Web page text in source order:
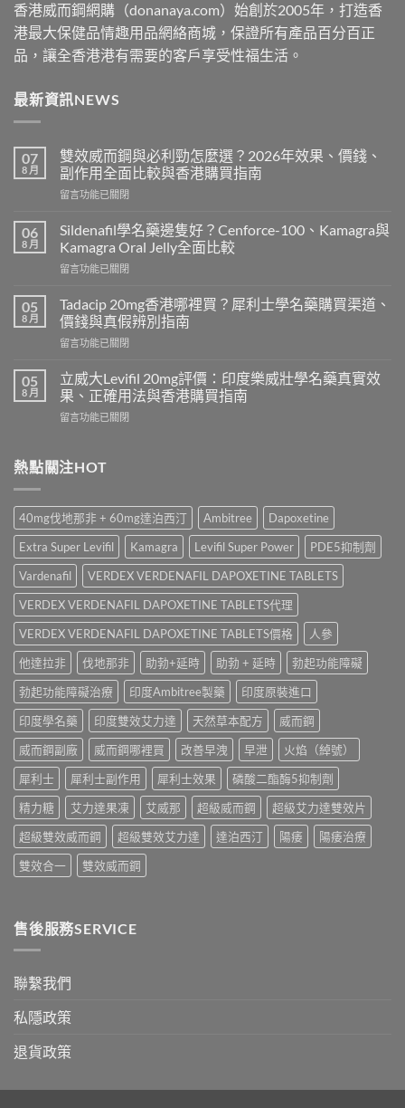
香港威而鋼網購（donanaya.com）始創於2005年，打造香
港最大保健品情趣用品網絡商城，保證所有產品百分百正
品，讓全香港港有需要的客戶享受性福生活。
最新資訊NEWS
07
8 月
雙效威而鋼與必利勁怎麼選？2026年效果、價錢、
副作用全面比較與香港購買指南
在
效
威
而
鋼
必
利
勁
怎
選？
2026
效
錢、
用
全
面
比
較
與
香
港
購
買
指
南〉
中
留言功能已關閉
06
8 月
Sildenafil學名藥邊隻好？Cenforce-100、Kamagra與
Kamagra Oral Jelly全面比較
在
學
名
藥
邊
好？
Cenforce-
100、
Kamagra
Oral
面
比
較〉
中
留言功能已關閉
05
8 月
Tadacip 20mg香港哪裡買？犀利士學名藥購買渠道、
價錢與真假辨別指南
在
20mg
香
港
哪
犀
學
名
購
買
渠
道、
價
錢
與
真
假
辨
別
指
南〉
中
留言功能已關閉
05
8 月
立威大Levifil 20mg評價：印度樂威壯學名藥真實效
果、正確用法與香港購買指南
在
大
Levifil
評
價：
印
度
樂
威
壯
學
名
藥
真
實
效
果、
正
確
用
法
香
港
購
買
南〉
留言功能已關閉
熱點關注HOT
40mg伐地那非 + 60mg達泊西汀 Ambitree
Dapoxetine
Extra Super Levifil
Kamagra Levifil Super Power
PDE5抑制劑
Vardenafil
VERDEX VERDENAFIL DAPOXETINE TABLETS
VERDEX VERDENAFIL DAPOXETINE TABLETS代理
VERDEX VERDENAFIL DAPOXETINE TABLETS價格
人參
他達拉非
伐地那非 助勃+延時 助勃 + 延時
勃起功能障礙
勃起功能障礙治療
印度Ambitree製藥
印度原裝進口
印度學名藥
印度雙效艾力達 天然草本配方
威而鋼
威而鋼副廠
威而鋼哪裡買 改善早洩 早泄
火焰（綽號）
犀利士
犀利士副作用 犀利士效果
磷酸二酯酶5抑制劑
精力糖
艾力達果凍 艾威那 超級威而鋼
超級艾力達雙效片
超級雙效威而鋼
超級雙效艾力達 達泊西汀 陽痿
陽痿治療
雙效合一
雙效威而鋼
售後服務SERVICE
聯繫我們
私隱政策
退貨政策